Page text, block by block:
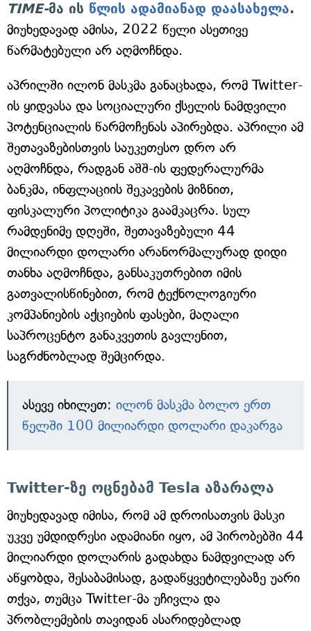
TIME-მა ის წლის ადამიანად დაასახელა.
მიუხედავად ამისა, 2022 წელი ასეთივე
წარმატებული არ აღმოჩნდა.
აპრილში ილონ მასკმა განაცხადა, რომ Twitter-
ის ყიდვასა და სოციალური ქსელის ნამდვილი
პოტენციალის წარმოჩენას აპირებდა. აპრილი ამ
შეთავაზებისთვის საუკეთესო დრო არ
აღმოჩნდა, რადგან აშშ-ის ფედერალურმა
ბანკმა, ინფლაციის შეკავების მიზნით,
ფისკალური პოლიტიკა გაამკაცრა. სულ
რამდენიმე დღეში, შეთავაზებული 44
მილიარდი დოლარი არანორმალურად დიდი
თანხა აღმოჩნდა, განსაკუთრებით იმის
გათვალისწინებით, რომ ტექნოლოგიური
კომპანიების აქციების ფასები, მაღალი
საპროცენტო განაკვეთის გავლენით,
საგრძნობლად შემცირდა.
ასევე იხილეთ: ილონ მასკმა ბოლო ერთ
წელში 100 მილიარდი დოლარი დაკარგა
Twitter-ზე ოცნებამ Tesla აზარალა
მიუხედავად იმისა, რომ ამ დროისათვის მასკი
უკვე უმდიდრესი ადამიანი იყო, ამ პირობებში 44
მილიარდი დოლარის გადახდა ნამდვილად არ
აწყობდა, შესაბამისად, გადაწყვეტილებაზე უარი
თქვა, თუმცა Twitter-მა უჩივლა და
პრობლემების თავიდან ასარიდებლად